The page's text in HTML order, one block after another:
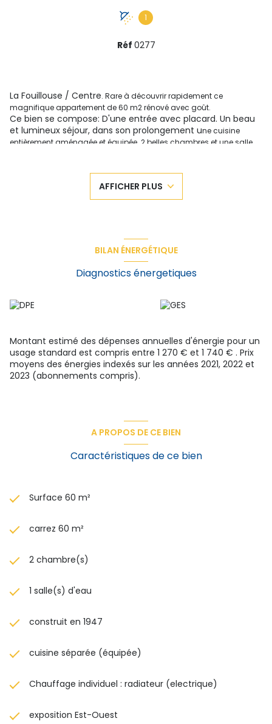
1
Réf 0277
La Fouillouse / Centre. Rare à découvrir rapidement ce
magnifique appartement de 60 m2 rénové avec goût.
Ce bien se compose: D'une entrée avec placard. Un beau
et lumineux séjour, dans son prolongement une cuisine
entièrement aménagée et équipée. 2 belles chambres et une salle
appartement est au 1er étage sur 2, avec de faibles
charges de copropriété.
La copropriété est bien entretenue et idéalement située à proximité
Les informations sur les risques auxquels ce bien est
exposé sont disponibles sur le site Géorisques :
www.georisques.gouv.fr
AFFICHER PLUS
BILAN ÉNERGÉTIQUE
Diagnostics énergetiques
Montant estimé des dépenses annuelles d'énergie pour un
usage standard est compris entre 1 270 € et 1 740 € . Prix
moyens des énergies indexés sur les années 2021, 2022 et
2023 (abonnements compris).
A PROPOS DE CE BIEN
Caractéristiques de ce bien
Surface 60 m²
carrez 60 m²
2 chambre(s)
1 salle(s) d'eau
construit en 1947
cuisine séparée (équipée)
Chauffage individuel : radiateur (electrique)
exposition Est-Ouest